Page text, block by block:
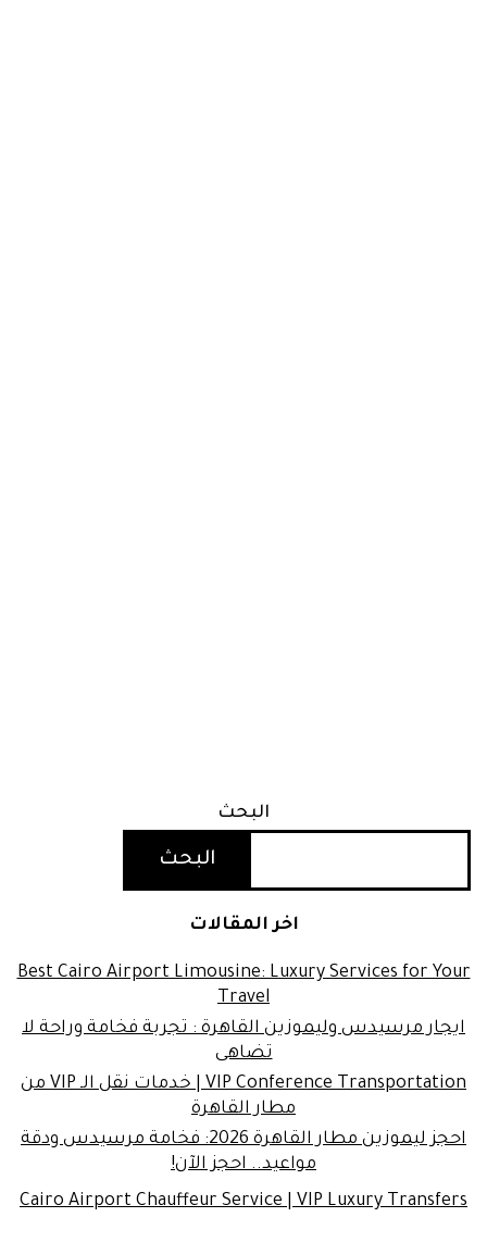
البحث
البحث
اخر المقالات
Best Cairo Airport Limousine: Luxury Services for Your
Travel
ايجار مرسيدس وليموزين القاهرة : تجربة فخامة وراحة لا
تضاهى
VIP Conference Transportation | خدمات نقل الـ VIP من
مطار القاهرة
احجز ليموزين مطار القاهرة 2026: فخامة مرسيدس ودقة
مواعيد.. احجز الآن!
Cairo Airport Chauffeur Service | VIP Luxury Transfers